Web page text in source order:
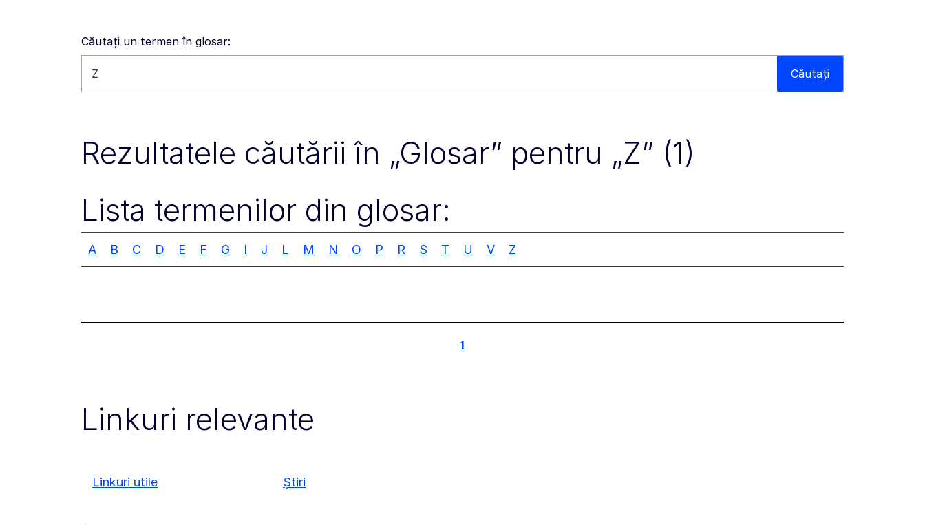
Căutați un termen în glosar:
Căutați pe acest site Căutați
Rezultatele căutării în „Glosar” pentru „Z” (1)
Lista termenilor din glosar:
A B C D E F G I J L M N O P R S T U V Z
1
1
Linkuri relevante
Linkuri utile Știri